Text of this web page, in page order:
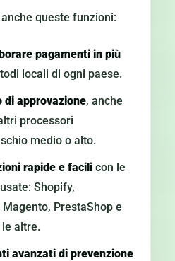
queste funzioni:
pagamenti in più
locali di ogni paese.
di approvazione, anche
processori
medio o alto.
rapide e facili con le
Shopify,
PrestaShop e
altre.
avanzati di prevenzione